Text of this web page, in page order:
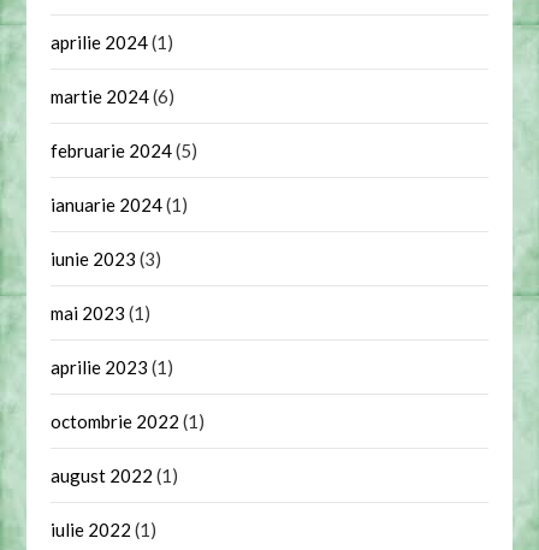
aprilie 2024(1)
martie 2024(6)
februarie 2024(5)
ianuarie 2024(1)
iunie 2023 (3)
mai 2023 (1)
aprilie 2023 (1)
octombrie 2022 (1)
august 2022 (1)
iulie 2022 (1)